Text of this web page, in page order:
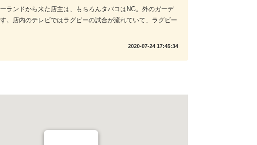
ランドから来た店主は、もちろんタバコはNG。外のガーデ
。店内のテレビではラグビーの試合が流れていて、ラグビー
2020-07-24 17:45:34